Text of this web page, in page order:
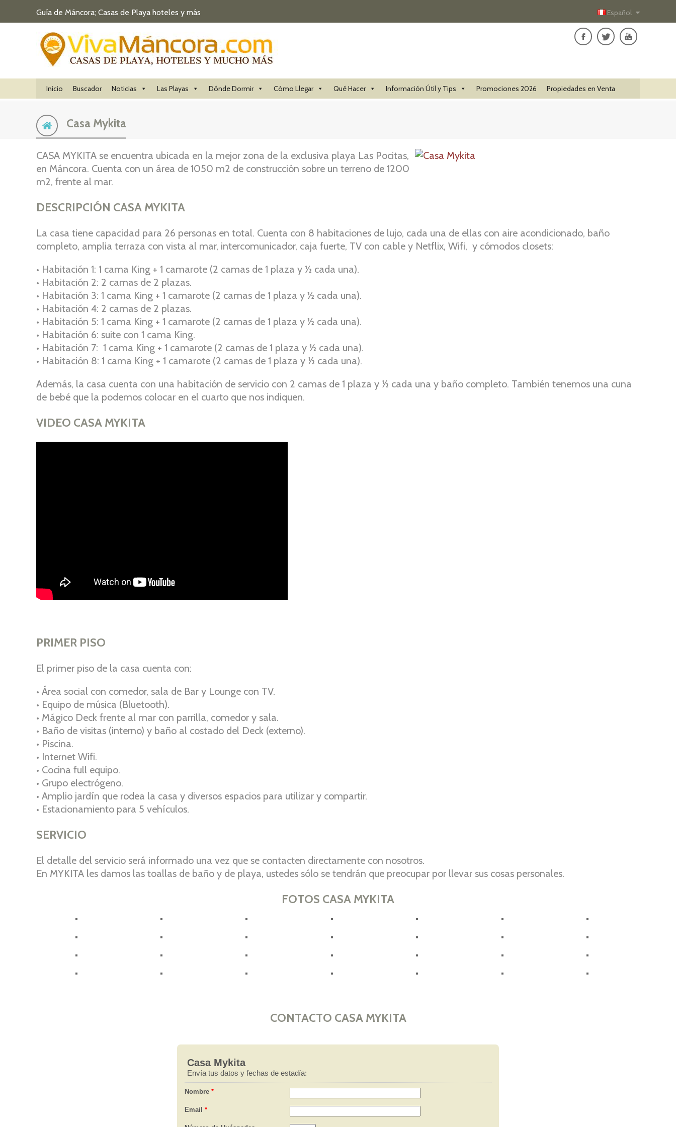
Guía de Máncora; Casas de Playa hoteles y más Español
Inicio Buscador Noticias Las Playas Dónde Dormir Cómo Llegar Qué Hacer Información Útil y Tips Promociones 2026 Propiedades en Venta
Casa Mykita
CASA MYKITA se encuentra ubicada en la mejor zona de la exclusiva playa Las Pocitas,
en Máncora. Cuenta con un área de 1050 m2 de construcción sobre un terreno de 1200
m2, frente al mar.
DESCRIPCIÓN CASA MYKITA
La casa tiene capacidad para 26 personas en total. Cuenta con 8 habitaciones de lujo, cada una de ellas con aire acondicionado, baño
completo, amplia terraza con vista al mar, intercomunicador, caja fuerte, TV con cable y Netflix, Wifi, y cómodos closets:
• Habitación 1: 1 cama King + 1 camarote (2 camas de 1 plaza y ½ cada una).
• Habitación 2: 2 camas de 2 plazas.
• Habitación 3: 1 cama King + 1 camarote (2 camas de 1 plaza y ½ cada una).
• Habitación 4: 2 camas de 2 plazas.
• Habitación 5: 1 cama King + 1 camarote (2 camas de 1 plaza y ½ cada una).
• Habitación 6: suite con 1 cama King.
• Habitación 7: 1 cama King + 1 camarote (2 camas de 1 plaza y ½ cada una).
• Habitación 8: 1 cama King + 1 camarote (2 camas de 1 plaza y ½ cada una).
Además, la casa cuenta con una habitación de servicio con 2 camas de 1 plaza y ½ cada una y baño completo. También tenemos una cuna
de bebé que la podemos colocar en el cuarto que nos indiquen.
VIDEO CASA MYKITA
PRIMER PISO
El primer piso de la casa cuenta con:
• Área social con comedor, sala de Bar y Lounge con TV.
• Equipo de música (Bluetooth).
• Mágico Deck frente al mar con parrilla, comedor y sala.
• Baño de visitas (interno) y baño al costado del Deck (externo).
• Piscina.
• Internet Wifi.
• Cocina full equipo.
• Grupo electrógeno.
• Amplio jardín que rodea la casa y diversos espacios para utilizar y compartir.
• Estacionamiento para 5 vehículos.
SERVICIO
El detalle del servicio será informado una vez que se contacten directamente con nosotros.
En MYKITA les damos las toallas de baño y de playa, ustedes sólo se tendrán que preocupar por llevar sus cosas personales.
FOTOS CASA MYKITA
CONTACTO CASA MYKITA